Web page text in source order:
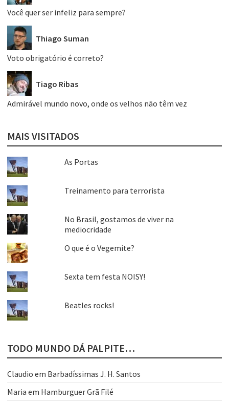
Você quer ser infeliz para sempre?
Thiago Suman
Voto obrigatório é correto?
Tiago Ribas
Admirável mundo novo, onde os velhos não têm vez
MAIS VISITADOS
As Portas
Treinamento para terrorista
No Brasil, gostamos de viver na
mediocridade
O que é o Vegemite?
Sexta tem festa NOISY!
Beatles rocks!
TODO MUNDO DÁ PALPITE…
Claudio em Barbadíssimas J. H. Santos
Maria em Hamburguer Grã Filé